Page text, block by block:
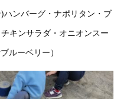
ハンバーグ・ナポリタン・ブ
キンサラダ・オニオンスー
ルーベリー）